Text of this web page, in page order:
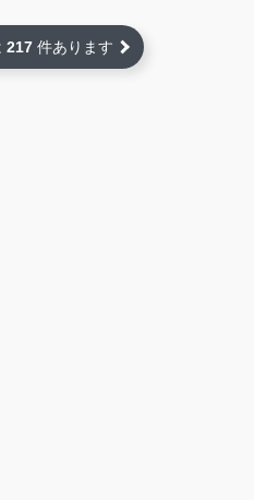
217 件あります